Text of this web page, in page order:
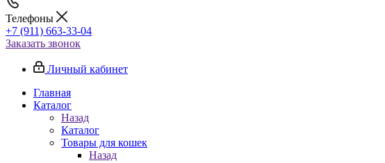
Телефоны
+7 (911) 663-33-04
Заказать звонок
Личный кабинет
Главная
Каталог
Назад
Каталог
Товары для кошек
Назад